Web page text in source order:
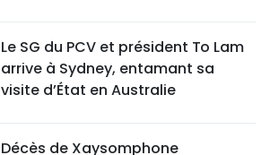
Le SG du PCV et président To Lam
arrive à Sydney, entamant sa
visite d’État en Australie
Décès de Xaysomphone